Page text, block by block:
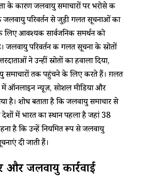
के कारण जलवायु समाचारों पर भरोसे की
जलवायु परिवर्तन से जुड़ी गलत सूचनाओं का
के लिए आवश्यक सार्वजनिक समर्थन को
जलवायु परिवर्तन की गलत सूचना के स्रोतों
ने उन्हीं स्रोतों का हवाला दिया,
समाचारों तक पहुंचने के लिए करते हैं। ग़लत
ऑनलाइन न्यूज़, सोशल मीडिया और
है। शोध बताता है कि जलवायु समाचार से
में भारत का स्थान पहला है जहां 38
है कि उन्हें नियमित रूप से जलवायु
दी जाती हैं।
और जलवायु कार्रवाई